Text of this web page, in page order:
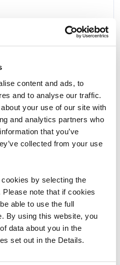
content and ads, to
and to analyse our traffic.
your use of our site with
and analytics partners who
that you’ve
collected from your use
by selecting the
note that if cookies
able to use the full
By using this website, you
data about you in the
set out in the Details.
2014-15
â’r flwyddyn a
2015.
i